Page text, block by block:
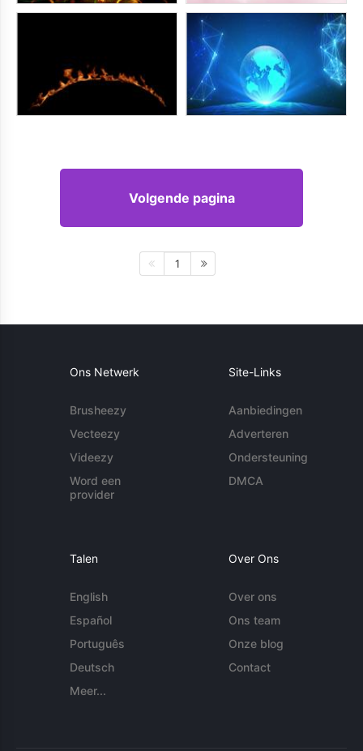
Volgende pagina
1
Ons Netwerk
Brusheezy
Vecteezy
Videezy
Word een
provider
Site-Links
Aanbiedingen
Adverteren
Ondersteuning
DMCA
Talen
English
Español
Português
Deutsch
Meer...
Over Ons
Over ons
Ons team
Onze blog
Contact